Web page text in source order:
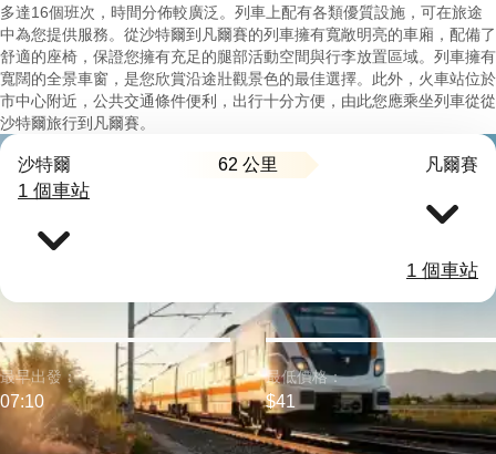
多達16個班次，時間分佈較廣泛。列車上配有各類優質設施，可在旅途
中為您提供服務。從沙特爾到凡爾賽的列車擁有寬敞明亮的車廂，配備了
舒適的座椅，保證您擁有充足的腿部活動空間與行李放置區域。列車擁有
寬闊的全景車窗，是您欣賞沿途壯觀景色的最佳選擇。此外，火車站位於
市中心附近，公共交通條件便利，出行十分方便，由此您應乘坐列車從從
沙特爾旅行到凡爾賽。
沙特爾 62 公里 凡爾賽
1 個車站
1 個車站
最早出發：
07:10
最低價格：
$41